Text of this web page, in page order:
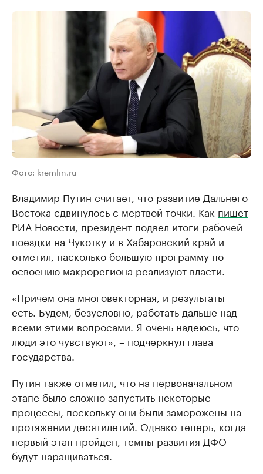
Фото: kremlin.ru
Владимир Путин считает, что развитие Дальнего
Востока сдвинулось с мертвой точки. Как пишет
РИА Новости, президент подвел итоги рабочей
поездки на Чукотку и в Хабаровский край и
отметил, насколько большую программу по
освоению макрорегиона реализуют власти.
«Причем она многовекторная, и результаты
есть. Будем, безусловно, работать дальше над
всеми этими вопросами. Я очень надеюсь, что
люди это чувствуют», – подчеркнул глава
государства.
Путин также отметил, что на первоначальном
этапе было сложно запустить некоторые
процессы, поскольку они были заморожены на
протяжении десятилетий. Однако теперь, когда
первый этап пройден, темпы развития ДФО
будут наращиваться.